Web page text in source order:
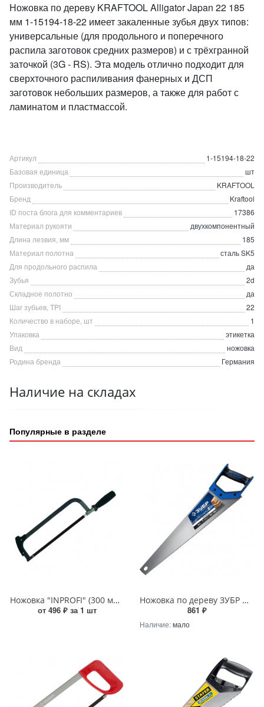
Ножовка по дереву KRAFTOOL Alligator Japan 22 185
мм 1-15194-18-22 имеет закаленные зубья двух типов:
универсальные (для продольного и поперечного
распила заготовок средних размеров) и с трёхгранной
заточкой (3G - RS). Эта модель отлично подходит для
сверхточного распиливания фанерных и ДСП
заготовок небольших размеров, а также для работ с
ламинатом и пластмассой.
Артикул
1-15194-18-22
Базовая единица
шт
Производитель
KRAFTOOL
Бренд
Kraftool
ID поста блога для комментариев
17386
Материал рукояти
двухкомпонентный
Длина лезвия, мм
185
Материал полотна
сталь SK5
Для продольного распила
да
Зубья
2d
Складное полотно
да
Шаг зубьев, TPI
22
Количество в наборе, шт
1
Упаковка
этикетка
Вид
ножовка
Родина бренда
Германия
Наличие на складах
Популярные в разделе
Ножовка "INPROFI" (300 мм) по металлу
от 496 ₽ за 1 шт
Ножовка по дереву ЗУБР МОЛНИЯ-5 500мм, 5TPI, прямой крупный зуб, быстрый рез поперек волокон
861 ₽
Наличие:мало